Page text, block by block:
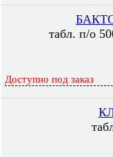
табл. п/о
Доступно под заказ